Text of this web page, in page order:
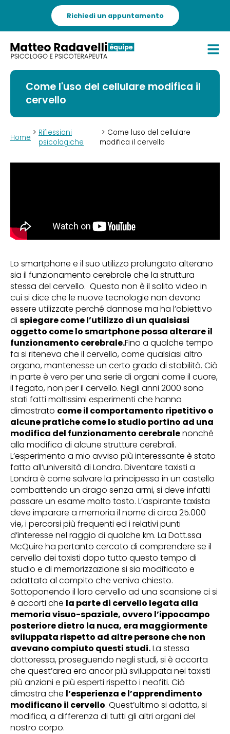
Richiedi un appuntamento
Come l'uso del cellulare modifica il
cervello
Home > Riflessioni
psicologiche
> Come luso del cellulare
modifica il cervello
Lo smartphone e il suo utilizzo prolungato alterano
sia il funzionamento cerebrale che la struttura
stessa del cervello. Questo non è il solito video in
cui si dice che le nuove tecnologie non devono
essere utilizzate perché dannose ma ha l’obiettivo
di spiegare come l’utilizzo di un qualsiasi
oggetto come lo smartphone possa alterare il
funzionamento cerebrale.Fino a qualche tempo
fa si riteneva che il cervello, come qualsiasi altro
organo, mantenesse un certo grado di stabilità. Ciò
in parte è vero per una serie di organi come il cuore,
il fegato, non per il cervello. Negli anni 2000 sono
stati fatti moltissimi esperimenti che hanno
dimostrato come il comportamento ripetitivo o
alcune pratiche come lo studio portino ad una
modifica del funzionamento cerebralenonché
alla modifica di alcune strutture cerebrali.
L’esperimento a mio avviso più interessante è stato
fatto all’università di Londra. Diventare taxisti a
Londra è come salvare la principessa in un castello
combattendo un drago senza armi, si deve infatti
passare un esame molto tosto. L’aspirante taxista
deve imparare a memoria il nome di circa 25.000
vie, i percorsi più frequenti ed i relativi punti
d’interesse nel raggio di qualche km. La Dott.ssa
McQuire ha pertanto cercato di comprendere se il
cervello dei taxisti dopo tutto questo tempo di
studio e di memorizzazione si sia modificato e
adattato al compito che veniva chiesto.
Sottoponendo il loro cervello ad una scansione ci si
è accorti che la parte di cervello legata alla
memoria visuo-spaziale, ovvero l’ippocampo
posteriore dietro la nuca, era maggiormente
sviluppata rispetto ad altre persone che non
avevano compiuto questi studi.La stessa
dottoressa, proseguendo negli studi, si è accorta
che quest’area era ancor più sviluppata nei taxisti
più anziani e più esperti rispetto i neofiti. Ciò
dimostra che l’esperienza e l’apprendimento
modificano il cervello. Quest’ultimo si adatta, si
modifica, a differenza di tutti gli altri organi del
nostro corpo.